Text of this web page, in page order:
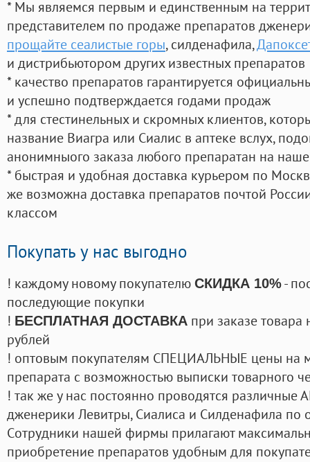
* Мы являемся первым и единственным на
представителем по продаже препаратов
прощайте сеалистые горы, силденафила,
и дистрибьютором других известных препаратов
* качество препаратов гарантируется
и успешно подтверждается годами продаж
* для стестинельных и скромных клиентов,
название Виагра или Сиалис в аптеке вслух,
анонимныого заказа любого препаратан на
* быстрая и удобная доставка курьером по
же возможна доставка препаратов почтой
классом
Покупать у нас выгодно
! каждому новому покупателю СКИДКА 10%-
последующие покупки
! БЕСПЛАТНАЯ ДОСТАВКА при заказе
рублей
! оптовым покупателям СПЕЦИАЛЬНЫЕ цены на
препарата с возможностью выписки товарного
! так же у нас постоянно проводятся
дженерики Левитры, Сиалиса и Силденафила по
Cотрудники нашей фирмы прилагают
приобретение препаратов удобным для